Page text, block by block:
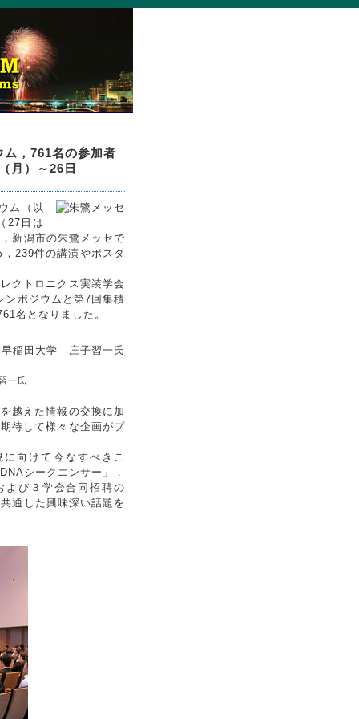
ム，761名の参加者
月）～26日
ム（以
27日は
新潟市の朱鷺メッセで
239件の講演やポスタ
クトロニクス実装学会
ンポジウムと第7回集積
名となりました。
一氏
越えた情報の交換に加
待して様々な企画がプ
向けて今なすべきこ
シークエンサー」，
よび３学会合同招聘の
通した興味深い話題を